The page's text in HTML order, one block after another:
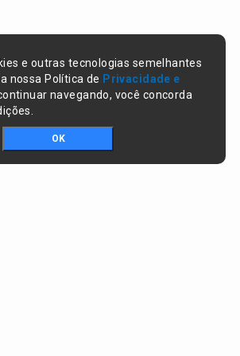
e outras tecnologias semelhantes
nossa Política de Privacidade e
navegando, você concorda
OK